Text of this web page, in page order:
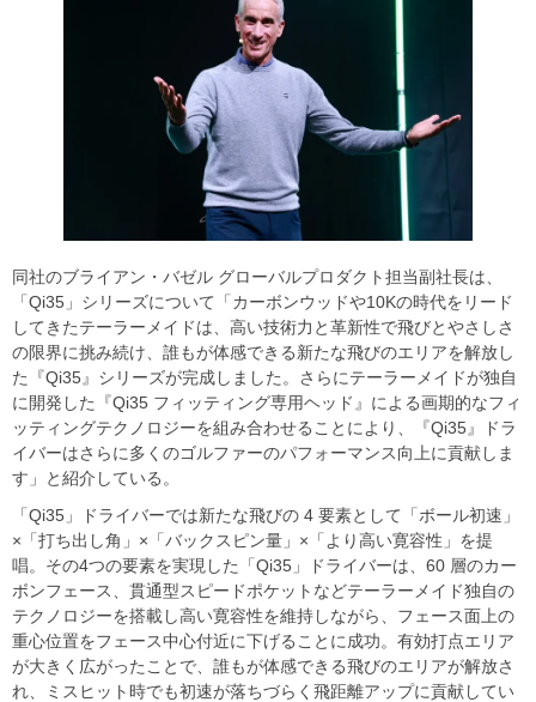
同社のブライアン・バゼル グローバルプロダクト担当副社長は、
「Qi35」シリーズについて「カーボンウッドや10Kの時代をリード
してきたテーラーメイドは、高い技術力と革新性で飛びとやさしさ
の限界に挑み続け、誰もが体感できる新たな飛びのエリアを解放し
た『Qi35』シリーズが完成しました。さらにテーラーメイドが独自
に開発した『Qi35 フィッティング専用ヘッド』による画期的なフィ
ッティングテクノロジーを組み合わせることにより、『Qi35』ドラ
イバーはさらに多くのゴルファーのパフォーマンス向上に貢献しま
す」と紹介している。
「Qi35」ドライバーでは新たな飛びの 4 要素として「ボール初速」
×「打ち出し角」×「バックスピン量」×「より高い寛容性」を提
唱。その4つの要素を実現した「Qi35」ドライバーは、60 層のカー
ボンフェース、貫通型スピードポケットなどテーラーメイド独自の
テクノロジーを搭載し高い寛容性を維持しながら、フェース面上の
重心位置をフェース中心付近に下げることに成功。有効打点エリア
が大きく広がったことで、誰もが体感できる飛びのエリアが解放さ
れ、ミスヒット時でも初速が落ちづらく飛距離アップに貢献してい